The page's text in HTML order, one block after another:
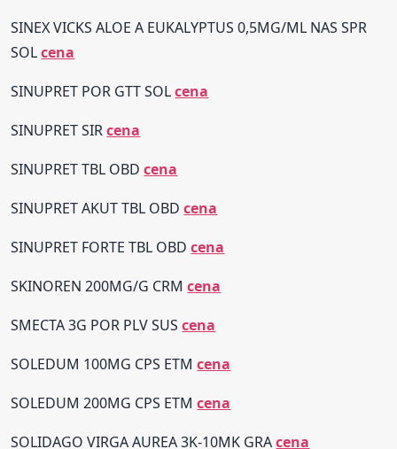
SINEX VICKS ALOE A EUKALYPTUS 0,5MG/ML NAS SPR
SOLcena
SINUPRET POR GTT SOLcena
SINUPRET SIRcena
SINUPRET TBL OBDcena
SINUPRET AKUT TBL OBDcena
SINUPRET FORTE TBL OBDcena
SKINOREN 200MG/G CRMcena
SMECTA 3G POR PLV SUScena
SOLEDUM 100MG CPS ETMcena
SOLEDUM 200MG CPS ETMcena
SOLIDAGO VIRGA AUREA 3K-10MK GRAcena